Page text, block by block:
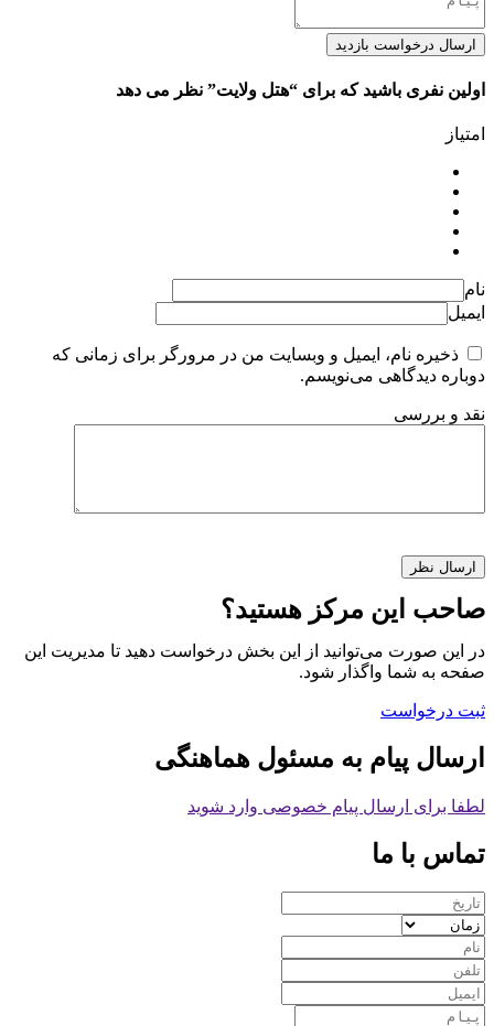
ارسال درخواست بازدید
اولین نفری باشید که برای “هتل ولایت” نظر می دهد
امتیاز
نام
ایمیل
ذخیره نام، ایمیل و وبسایت من در مرورگر برای زمانی که
دوباره دیدگاهی می‌نویسم.
نقد و بررسی
صاحب این مرکز هستید؟
در این صورت می‌توانید از این بخش درخواست دهید تا مدیریت این
صفحه به شما واگذار شود.
ثبت درخواست
ارسال پیام به مسئول هماهنگی
لطفا برای ارسال پیام خصوصی وارد شوید
تماس با ما